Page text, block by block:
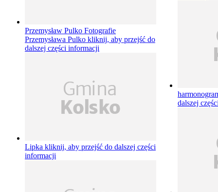
Przemysław Pulko Fotografie
Przemysława Pulko kliknij, aby przejść do
dalszej części informacji
Lipka kliknij, aby przejść do dalszej części
informacji
dalszej